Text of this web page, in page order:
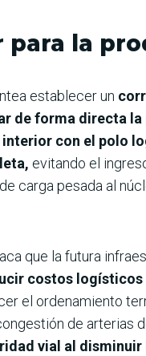
para la
establecer un
de forma directa
con el polo
evitando el
carga pesada al
que la futura
costos logísticos
el ordenamiento
de arterias
vial al